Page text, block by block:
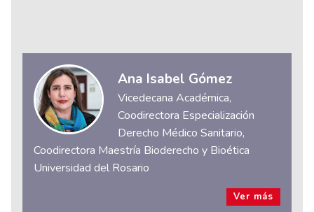
Ana Isabel Gómez
Vicedecana Académica,
Coodirectora Especialización
Derecho Médico Sanitario,
Coodirectora Maestría Bioderecho y Bioética
Universidad del Rosario
Ver más